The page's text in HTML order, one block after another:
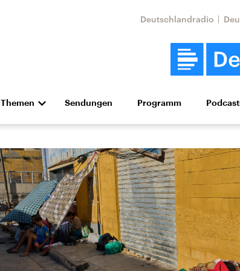
Deutschlandradio
Themen
Die Nachrichten Politik Wirtschaft Wissen
Hörspiel und Feature Musik
Landtagswahl Sachsen-
Anhalt 2026
USA
Aktuelle Beiträge,
Sendungen Programm